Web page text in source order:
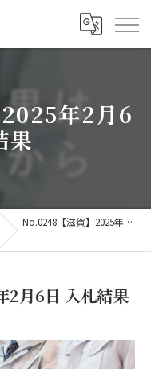
年2月6
果
No.0248【滋賀】2025年2月6日 入札結果
2月6日 入札結果